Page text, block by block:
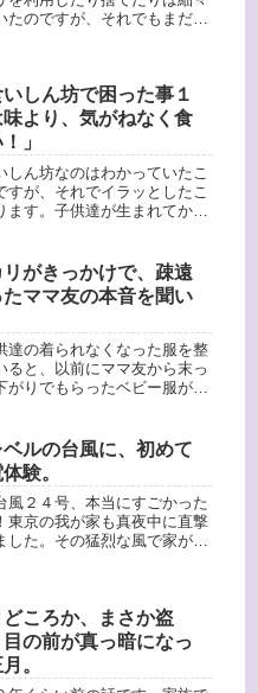
たのですが、それでもまだ手
思い切って片付けることにし
しん坊で困った事１
味より、気がねなく食
」
しん坊なのはわかっていたこ
すが、それでイラッとしたこ
ます。子供達が生まれてか
外とハンバーガーとか好きな
、何より周囲も家族連れが多
リがきっかけで、疎遠
たママ友の本音を聞い
達の着られなくなった服を整
ると、以前にママ友から末っ
がりでもらったベビー服が出
いないし、どうしようか
・実はそのママ友はお互いの
ルの台風に、初めて
験。
風２４号、本当にすごかった
東京の我が家も真夜中に直撃
した。その猛烈な風で家が揺
る電化製品の主電源のランプ
ころか、まさか盗
の前が真っ暗になっ
。